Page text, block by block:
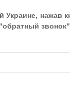
Украине, нажав